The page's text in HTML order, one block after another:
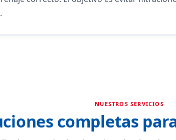
NUESTROS SERVICIOS
completas